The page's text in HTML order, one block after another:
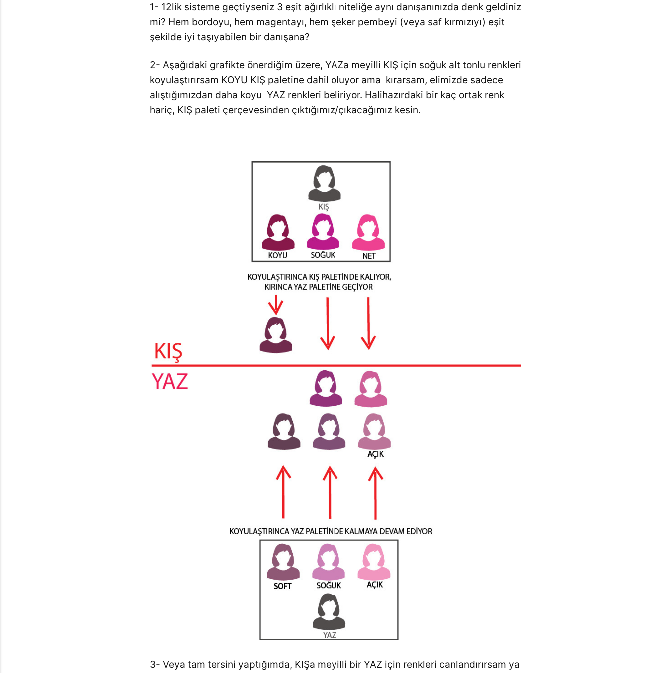
1- 12lik sisteme geçtiyseniz 3 eşit ağırlıklı niteliğe aynı danışanınızda denk geldiniz
mi? Hem bordoyu, hem magentayı, hem şeker pembeyi (veya saf kırmızıyı) eşit
şekilde iyi taşıyabilen bir danışana?
2- Aşağıdaki grafikte önerdiğim üzere, YAZa meyilli KIŞ için soğuk alt tonlu renkleri
koyulaştırırsam KOYU KIŞ paletine dahil oluyor ama kırarsam, elimizde sadece
alıştığımızdan daha koyu YAZ renkleri beliriyor. Halihazırdaki bir kaç ortak renk
hariç, KIŞ paleti çerçevesinden çıktığımız/çıkacağımız kesin.
3- Veya tam tersini yaptığımda, KIŞa meyilli bir YAZ için renkleri canlandırırsam ya